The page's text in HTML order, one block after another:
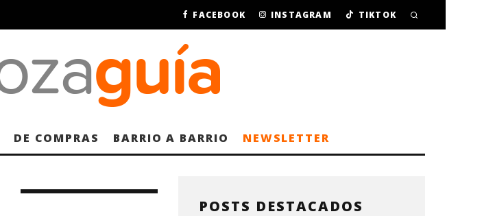
FACEBOOK INSTAGRAM TIKTOK
DE COMPRAS BARRIO A BARRIO NEWSLETTER
POSTS DESTACADOS